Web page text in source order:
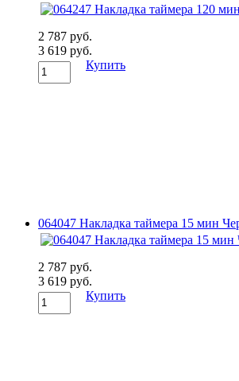
2 787 руб.
3 619 руб.
Купить
064047 Накладка таймера 15 мин
2 787 руб.
3 619 руб.
Купить